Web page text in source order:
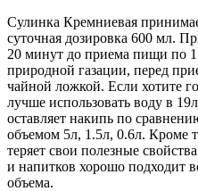
Сулинка Кремниевая
суточная дозировка 600 мл.
20 минут до приема пищи по
природной газации, перед
чайной ложкой. Если хотите
лучше использовать воду в
оставляет накипь по
объемом 5л, 1.5л, 0.6л. Кроме
теряет свои полезные
и напитков хорошо подходит
объема.